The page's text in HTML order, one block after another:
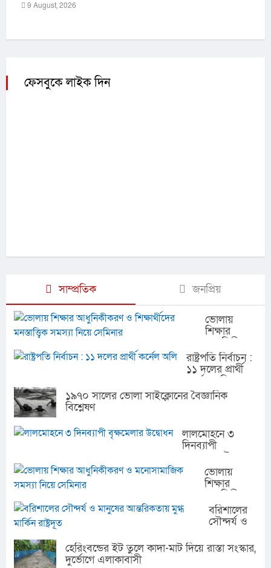
9 August, 2026
ফেসবুকে লাইক দিন
সাম্প্রতিক জনপ্রিয়
ভোলায়
শিক্ষার
আধুনিকীকরণ
ও
শিক্ষার্থীদের
মনস্তাত্ত্বিক
সমস্যা নিয়ে
সেমিনার
রাষ্ট্রপতি নির্বাচন :
১১ দলের প্রার্থী
কর্নেল অলি
১৯৭০ সালের ভোলা সাইক্লোনের বৈজ্ঞানিক
বিশ্লেষণ
লালমোহনে ৩
দিনব্যাপী
বৃক্ষমেলার উদ্বোধন
ভোলায়
শিক্ষার
আধুনিকীকরণ
ও
মনোসামাজিক
সমস্যা নিয়ে
সেমিনার
বরিশালের
সৌন্দর্য ও
আন্তরিকতায়
মুগ্ধ মার্কিন
হেরিংবন্ডের ইট তুলে কাদা-মাট দিয়ে রাস্তা সংস্কার,
দুর্ভোগে এলাকাবাসী